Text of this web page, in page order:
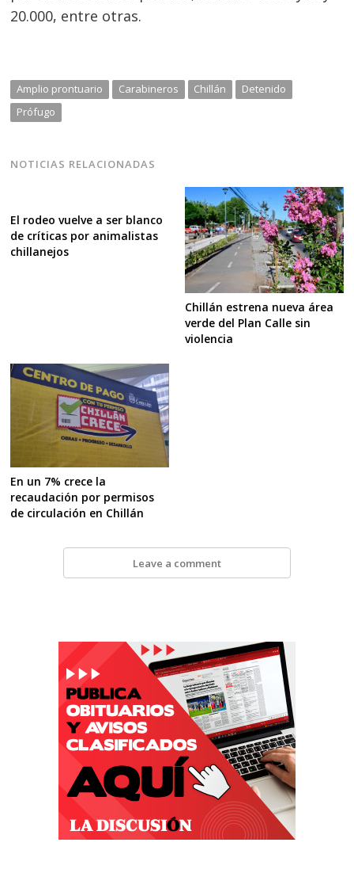
20.000, entre otras.
Amplio prontuario Carabineros Chillán
Detenido
Prófugo
NOTICIAS RELACIONADAS
El rodeo vuelve a ser blanco
de críticas por animalistas
chillanejos
Chillán estrena nueva área
verde del Plan Calle sin
violencia
En un 7% crece la
recaudación por permisos
de circulación en Chillán
Leave a comment
entradas